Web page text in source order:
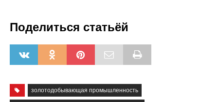
Поделиться статьёй
золотодобывающая промышленность